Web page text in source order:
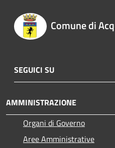
Comune di
SEGUICI SU
AMMINISTRAZIONE
Organi di Governo
Aree Amministrative